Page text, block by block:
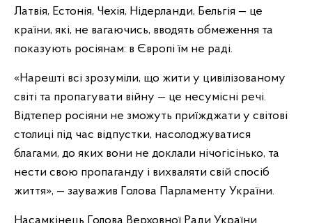
Латвія, Естонія, Чехія, Нідерланди, Бельгія — це
країни, які, не вагаючись, вводять обмеження та
показують росіянам: в Європі їм не раді.
«Нарешті всі зрозуміли, що жити у цивілізованому
світі та пропагувати війну — це несумісні речі.
Відтепер росіяни не зможуть приїжджати у світові
столиці під час відпустки, насолоджуватися
благами, до яких вони не доклали нічогісінько, та
нести свою пропаганду і вихваляти свій спосіб
життя», — зауважив Голова Парламенту України.